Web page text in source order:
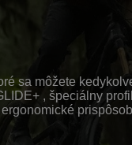
sa môžete
, špeciálny